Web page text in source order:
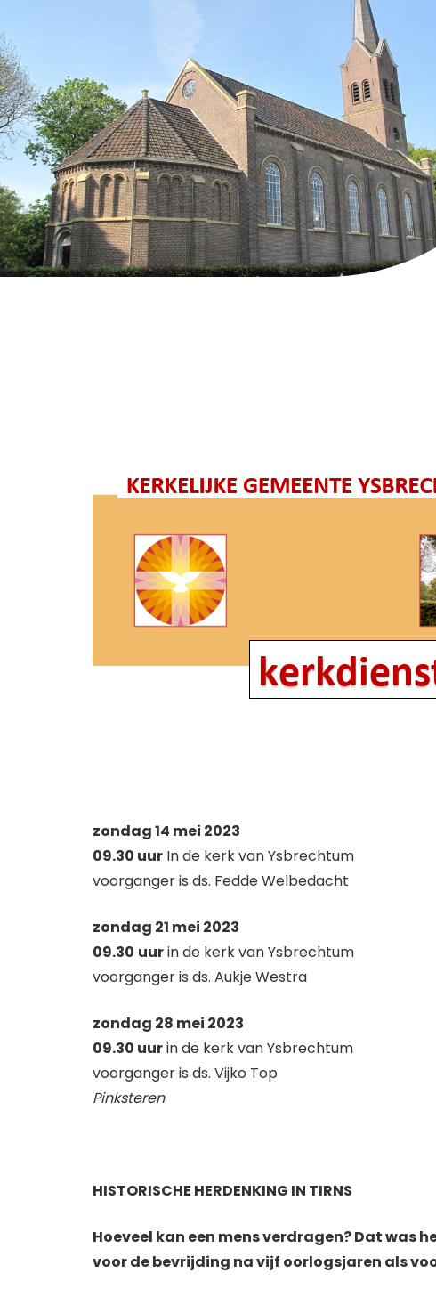
zondag 14 mei 2023
09.30 uur In de kerk van Ysbrechtum
voorganger is ds. Fedde Welbedacht
zondag 21 mei 2023
09.30 uurin de kerk van Ysbrechtum
voorganger is ds. Aukje Westra
zondag 28 mei 2023
09.30 uurin de kerk van Ysbrechtum
voorganger is ds. Vijko Top
Pinksteren
HISTORISCHE HERDENKING IN TIRNS
Hoeveel kan een mens verdragen? Dat
voor de bevrijding na vijf oorlogsjaren als